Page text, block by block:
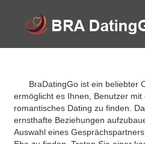
BraDatingGo ist ein beliebter
ermöglicht es Ihnen, Benutzer
romantisches Dating zu finden.
ernsthafte Beziehungen
Auswahl eines